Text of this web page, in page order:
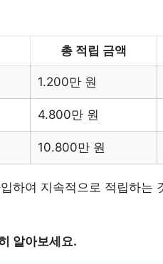
총 적립 금액
1.200만 원
4.800만 원
10.800만 원
하여 지속적으로 적립하는
알아보세요.